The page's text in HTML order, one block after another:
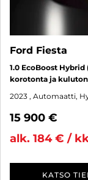
Ford Fiesta
1.0 EcoBoost Hybrid
korotonta ja
2023 , Automaatti,
15 900 €
alk. 184 € /
KATSO